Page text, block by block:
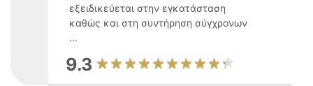
εξειδικεύεται στην εγκατάσταση
καθώς και στη συντήρηση σύγχρονων
...
9.3